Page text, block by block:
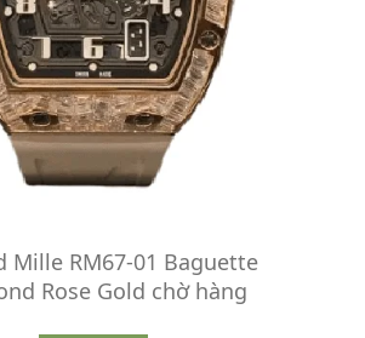
Mille RM67-01 Baguette
Rose Gold chờ hàng